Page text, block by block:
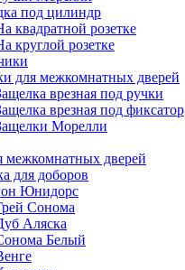
под цилиндр
квадратной розетке
круглой розетке
для межкомнатных дверей
врезная под ручки
врезная под фиксатор
Морелли
межкомнатных дверей
для доборов
Юнидорс
Сонома
Аляска
Белый